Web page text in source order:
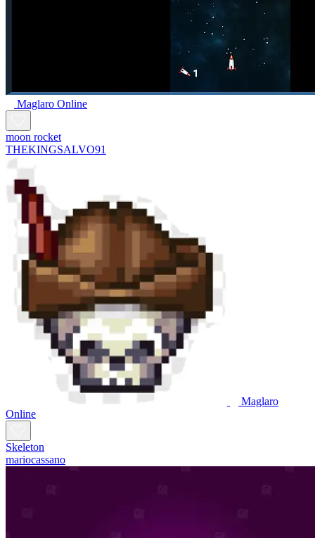
Maglaro Online
moon rocket
THEKINGSALVO91
Maglaro
Online
Skeleton
mariocassano